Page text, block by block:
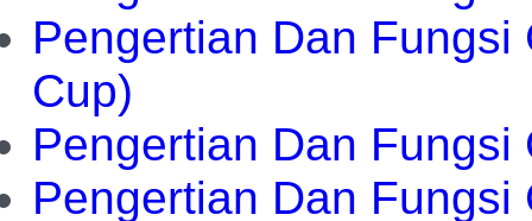
Pengertian Dan
Cup)
Pengertian Dan Fungsi
Pengertian Dan